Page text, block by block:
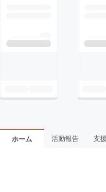
ホーム 活動報告 支